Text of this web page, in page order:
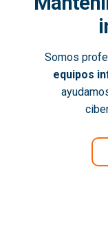
Somos
equipos